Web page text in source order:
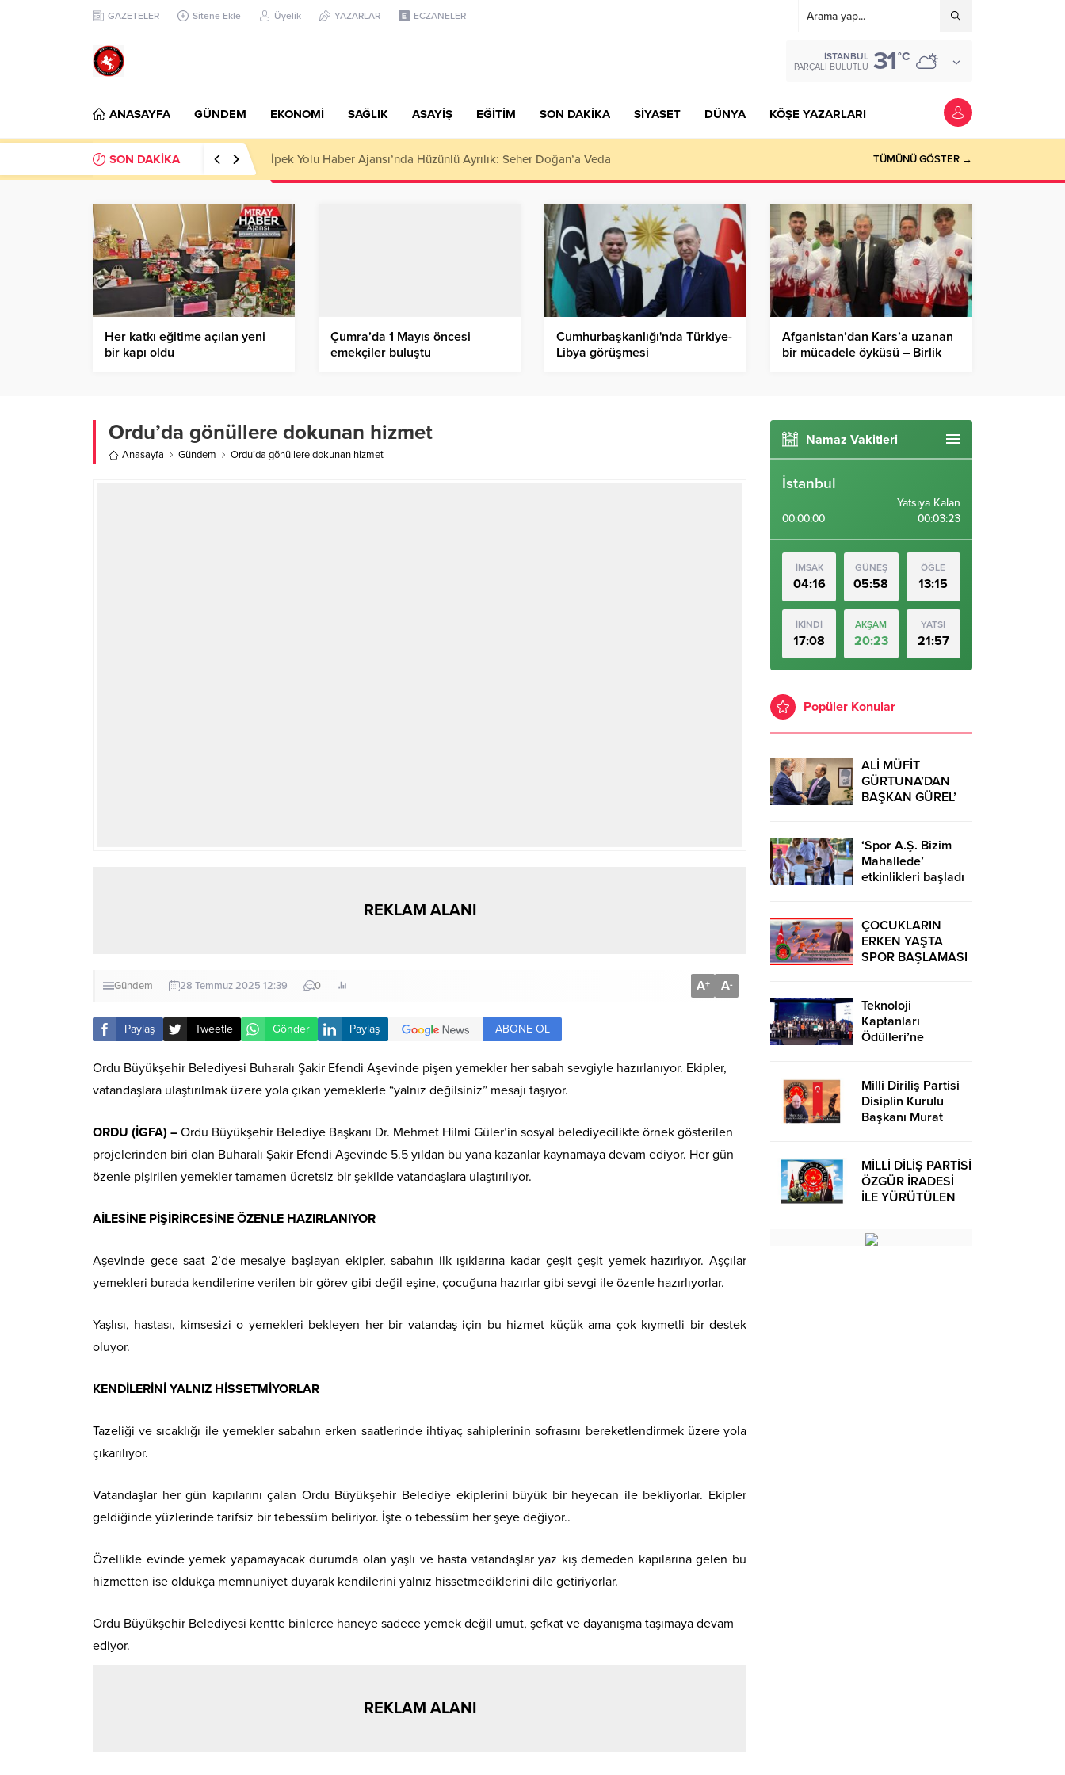
GAZETELER Sitene Ekle Üyelik YAZARLAR ECZANELER
İSTANBUL
PARÇALI BULUTLU 31°C
ANASAYFA GÜNDEM EKONOMİ SAĞLIK ASAYİŞ EĞİTİM SON DAKİKA SİYASET DÜNYA KÖŞE YAZARLARI
SON DAKİKA Başkan Nihat Öztürk, Şanahan’da Hacı Eryaman’a Misafir Oldu TÜMÜNÜ GÖSTER →
Her katkı eğitime açılan yeni
bir kapı oldu
Çumra’da 1 Mayıs öncesi
emekçiler buluştu
Cumhurbaşkanlığı'nda Türkiye-
Libya görüşmesi
Afganistan’dan Kars’a uzanan
bir mücadele öyküsü – Birlik
Ordu’da gönüllere dokunan hizmet
Anasayfa Gündem Ordu’da gönüllere dokunan hizmet
REKLAM ALANI
Gündem 28 Temmuz 2025 12:39 0 A+ A-
Paylaş Tweetle Gönder Paylaş ABONE OL
Ordu Büyükşehir Belediyesi Buharalı Şakir Efendi Aşevinde pişen yemekler her sabah sevgiyle hazırlanıyor. Ekipler,
vatandaşlara ulaştırılmak üzere yola çıkan yemeklerle “yalnız değilsiniz” mesajı taşıyor.
ORDU (İGFA) – Ordu Büyükşehir Belediye Başkanı Dr. Mehmet Hilmi Güler’in sosyal belediyecilikte örnek gösterilen
projelerinden biri olan Buharalı Şakir Efendi Aşevinde 5.5 yıldan bu yana kazanlar kaynamaya devam ediyor. Her gün
özenle pişirilen yemekler tamamen ücretsiz bir şekilde vatandaşlara ulaştırılıyor.
AİLESİNE PİŞİRİRCESİNE ÖZENLE HAZIRLANIYOR
Aşevinde gece saat 2’de mesaiye başlayan ekipler, sabahın ilk ışıklarına kadar çeşit çeşit yemek hazırlıyor. Aşçılar
yemekleri burada kendilerine verilen bir görev gibi değil eşine, çocuğuna hazırlar gibi sevgi ile özenle hazırlıyorlar.
Yaşlısı, hastası, kimsesizi o yemekleri bekleyen her bir vatandaş için bu hizmet küçük ama çok kıymetli bir destek
oluyor.
KENDİLERİNİ YALNIZ HİSSETMİYORLAR
Tazeliği ve sıcaklığı ile yemekler sabahın erken saatlerinde ihtiyaç sahiplerinin sofrasını bereketlendirmek üzere yola
çıkarılıyor.
Vatandaşlar her gün kapılarını çalan Ordu Büyükşehir Belediye ekiplerini büyük bir heyecan ile bekliyorlar. Ekipler
geldiğinde yüzlerinde tarifsiz bir tebessüm beliriyor. İşte o tebessüm her şeye değiyor..
Özellikle evinde yemek yapamayacak durumda olan yaşlı ve hasta vatandaşlar yaz kış demeden kapılarına gelen bu
hizmetten ise oldukça memnuniyet duyarak kendilerini yalnız hissetmediklerini dile getiriyorlar.
Ordu Büyükşehir Belediyesi kentte binlerce haneye sadece yemek değil umut, şefkat ve dayanışma taşımaya devam
ediyor.
REKLAM ALANI
Namaz Vakitleri
İstanbul
00:00:00
Yatsıya Kalan
00:03:23
İMSAK
04:16
GÜNEŞ
05:58
ÖĞLE
13:15
İKİNDİ
17:08
AKŞAM
20:23
YATSI
21:57
Popüler Konular
ALİ MÜFİT
GÜRTUNA’DAN
BAŞKAN GÜREL’
‘Spor A.Ş. Bizim
Mahallede’
etkinlikleri başladı
ÇOCUKLARIN
ERKEN YAŞTA
SPOR BAŞLAMASI
UZAK TUTUMUŞ
OLACAKTIR
Teknoloji
Kaptanları
Ödülleri’ne
Milli Diriliş Partisi
Disiplin Kurulu
Başkanı Murat
Basın Açıklaması
MİLLİ DİLİŞ PARTİSİ
ÖZGÜR İRADESİ
İLE YÜRÜTÜLEN
OLUŞUMUDUR